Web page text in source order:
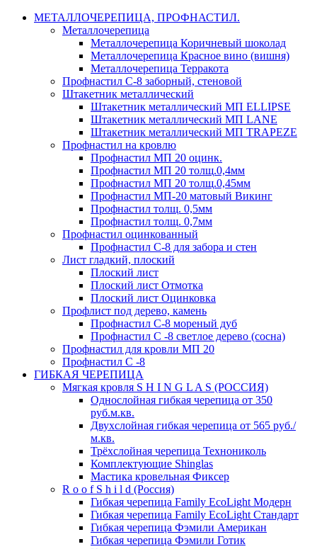
МЕТАЛЛОЧЕРЕПИЦА, ПРОФНАСТИЛ.
Металлочерепица
Металлочерепица Коричневый шоколад
Металлочерепица Красное вино (вишня)
Металлочерепица Терракота
Профнастил С-8 заборный, стеновой
Штакетник металлический
Штакетник металлический МП ELLIPSE
Штакетник металлический МП LАNE
Штакетник металлический МП TRAPEZE
Профнастил на кровлю
Профнастил МП 20 оцинк.
Профнастил МП 20 толщ.0,4мм
Профнастил МП 20 толщ.0,45мм
Профнастил МП-20 матовый Викинг
Профнастил толщ. 0,5мм
Профнастил толщ. 0,7мм
Профнастил оцинкованный
Профнастил С-8 для забора и стен
Лист гладкий, плоский
Плоский лист
Плоский лист Отмотка
Плоский лист Оцинковка
Профлист под дерево, камень
Профнастил С-8 мореный дуб
Профнастил С -8 светлое дерево (сосна)
Профнастил для кровли МП 20
Профнастил С -8
ГИБКАЯ ЧЕРЕПИЦА
Мягкая кровля S H I N G L A S (РОССИЯ)
Однослойная гибкая черепица от 350
руб.м.кв.
Двухслойная гибкая черепица от 565 руб./
м.кв.
Трёхслойная черепица Технониколь
Комплектующие Shinglas
Мастика кровельная Фиксер
R o o f S h i l d (Россия)
Гибкая черепица Family ЕсоLight Модерн
Гибкая черепица Family ЕсоLight Стандарт
Гибкая черепица Фэмили Американ
Гибкая черепица Фэмили Готик